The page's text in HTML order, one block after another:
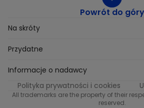
Powrót do góry
Na skróty
Etyka
Supplier Diversity
Polityka podatkowa
Przydatne
Biuro Prasowe
Biuro Reklamy
Informacje o nadawcy
Informacje o nadawcy programu
Polityka prywatności i cookies
All trademarks are the property of their
reserved.